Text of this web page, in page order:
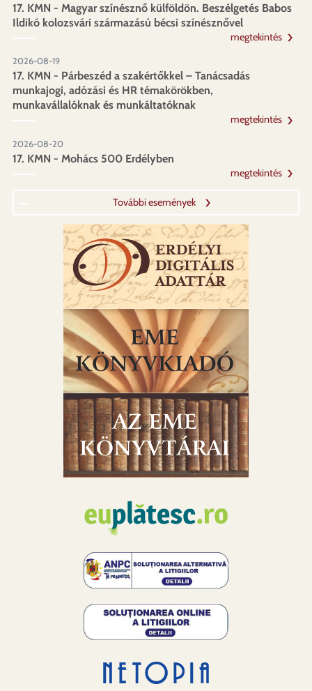
17. KMN - Magyar színésznő külföldön. Beszélgetés Babos
Ildikó kolozsvári származású bécsi színésznővel
megtekintés
2026-08-19
17. KMN - Párbeszéd a szakértőkkel – Tanácsadás
munkajogi, adózási és HR témakörökben,
munkavállalóknak és munkáltatóknak
megtekintés
2026-08-20
17. KMN - Mohács 500 Erdélyben
megtekintés
További események